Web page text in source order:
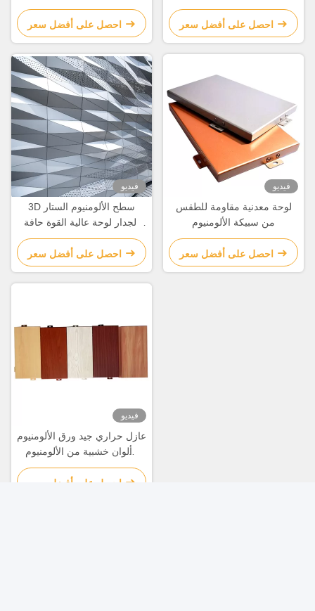
لتزيين المباني
احصل على أفضل سعر
الستارية مخصصة
احصل على أفضل سعر
فيديو
3D سطح الألومنيوم الستار
الجدار لوحة عالية القوة حافة
مخصصة
احصل على أفضل سعر
فيديو
لوحة معدنية مقاومة للطقس
من سبيكة الألومنيوم
احصل على أفضل سعر
فيديو
عازل حراري جيد ورق الألومنيوم
، ألوان خشبية من الألومنيوم
عازلة للصوت
احصل على أفضل سعر